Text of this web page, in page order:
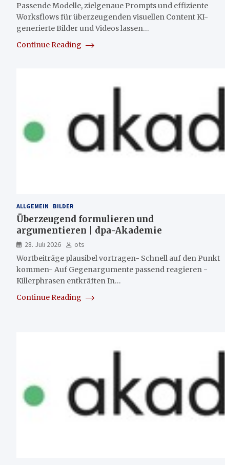
Passende Modelle, zielgenaue Prompts und effiziente
Worksflows für überzeugenden visuellen Content KI-
generierte Bilder und Videos lassen…
Continue Reading
ALLGEMEIN BILDER
Überzeugend formulieren und
argumentieren | dpa-Akademie
28. Juli 2026
ots
Wortbeiträge plausibel vortragen- Schnell auf den Punkt
kommen- Auf Gegenargumente passend reagieren -
Killerphrasen entkräften In…
Continue Reading